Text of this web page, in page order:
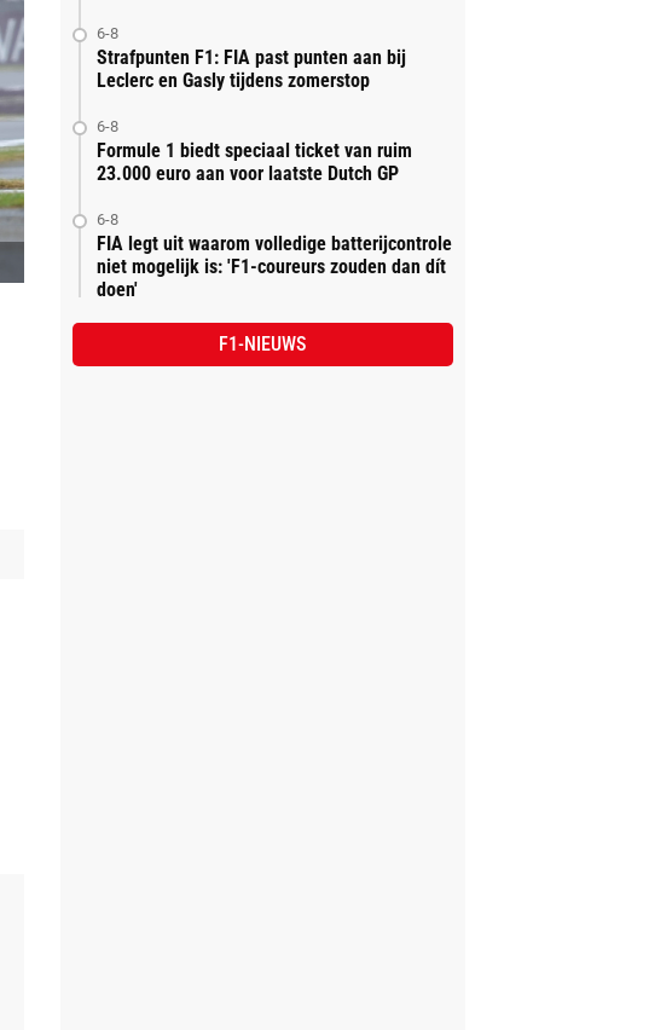
6-8
Strafpunten F1: FIA past punten aan bij
Leclerc en Gasly tijdens zomerstop
6-8
Formule 1 biedt speciaal ticket van ruim
23.000 euro aan voor laatste Dutch GP
6-8
FIA legt uit waarom volledige batterijcontrole
niet mogelijk is: 'F1-coureurs zouden dan dít
doen'
F1-NIEUWS